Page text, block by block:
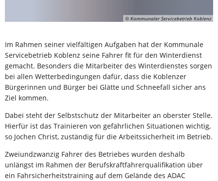
© Kommunaler Servicebetrieb Koblenz
Im Rahmen seiner vielfältigen Aufgaben hat der Kommunale
Servicebetrieb Koblenz seine Fahrer fit für den Winterdienst
gemacht. Besonders die Mitarbeiter des Winterdienstes sorgen
bei allen Wetterbedingungen dafür, dass die Koblenzer
Bürgerinnen und Bürger bei Glätte und Schneefall sicher ans
Ziel kommen.
Dabei steht der Selbstschutz der Mitarbeiter an oberster Stelle.
Hierfür ist das Trainieren von gefährlichen Situationen wichtig,
so Jochen Christ, zuständig für die Arbeitssicherheit im Betrieb.
Zweiundzwanzig Fahrer des Betriebes wurden deshalb
unlängst im Rahmen der Berufskraftfahrerqualifikation über
ein Fahrsicherheitstraining auf dem Gelände des ADAC